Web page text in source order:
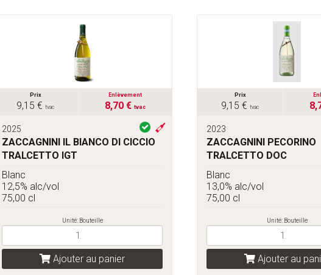
Prix
9,15 € tvac
Enlèvement
8,70 € tvac
2025
ZACCAGNINI IL BIANCO DI CICCIO
TRALCETTO IGT
Blanc
12,5% alc/vol
75,00 cl
Unité: Bouteille
Ajouter au panier
Prix
9,15 € tvac
2023
ZACCAGNINI PECORINO
TRALCETTO DOC
Blanc
13,0% alc/vol
75,00 cl
Unité: Bouteille
Ajouter au